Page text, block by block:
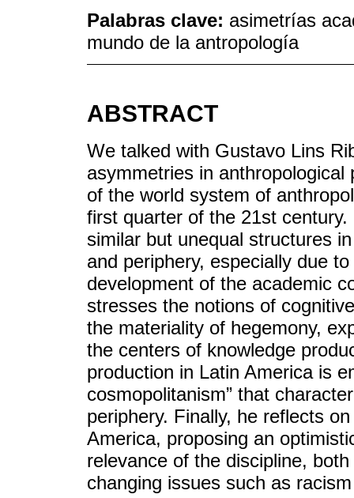
Palabras clave: asimetrías
mundo de la antropología
ABSTRACT
We talked with Gustavo Lins
asymmetries in
of the world system of
first quarter of the 21st
similar but unequal structures
and periphery, especially due
development of the academic
stresses the notions of
the materiality of hegemony,
the centers of knowledge
production in Latin America is
cosmopolitanism” that
periphery. Finally, he reflects
America, proposing an
relevance of the discipline,
changing issues such as